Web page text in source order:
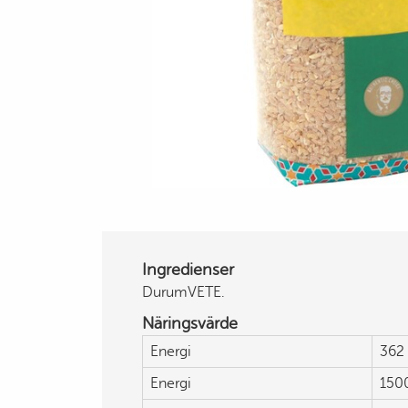
Ingredienser
DurumVETE.
Näringsvärde
Energi
362
Energi